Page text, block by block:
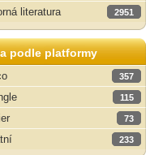
literatura 2951
podle platformy
357
115
73
233